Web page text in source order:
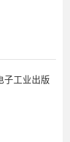
子工业出版